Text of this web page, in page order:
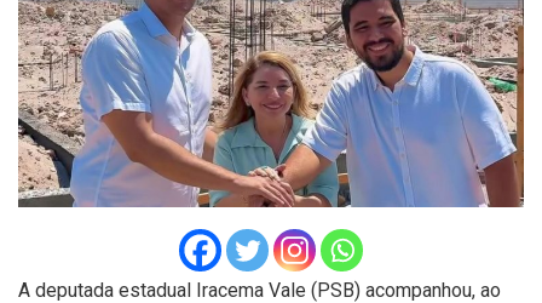
A deputada estadual Iracema Vale (PSB) acompanhou, ao